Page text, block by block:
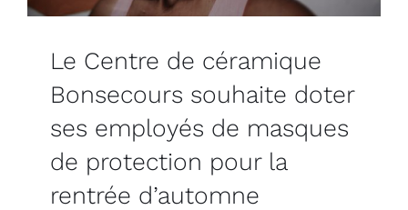
Le Centre de céramique
Bonsecours souhaite doter
ses employés de masques
de protection pour la
rentrée d’automne